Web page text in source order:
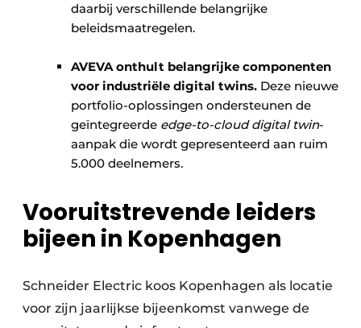
daarbij verschillende belangrijke
beleidsmaatregelen.
AVEVA onthult belangrijke componenten
voor industriële digital twins. Deze nieuwe
portfolio-oplossingen ondersteunen de
geïntegreerde edge-to-cloud digital twin-
aanpak die wordt gepresenteerd aan ruim
5.000 deelnemers.
Vooruitstrevende leiders
bijeen in Kopenhagen
Schneider Electric koos Kopenhagen als locatie
voor zijn jaarlijkse bijeenkomst vanwege de